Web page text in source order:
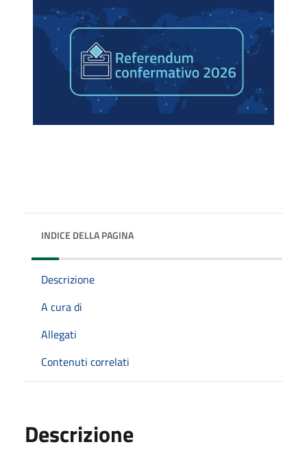
INDICE DELLA PAGINA
Descrizione
A cura di
Allegati
Contenuti correlati
Descrizione